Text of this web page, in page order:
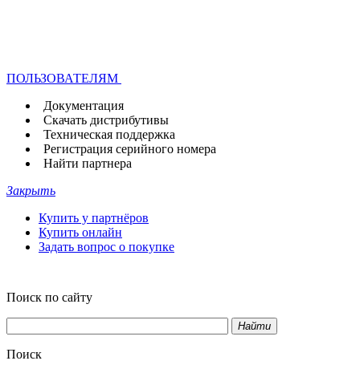
ПОЛЬЗОВАТЕЛЯМ
Документация
Скачать дистрибутивы
Техническая поддержка
Регистрация серийного номера
Найти партнера
Закрыть
Купить у партнёров
Купить онлайн
Задать вопрос о покупке
Поиск по сайту
Найти
Поиск